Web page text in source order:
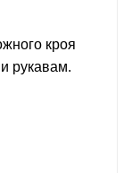
кроя
рукавам.